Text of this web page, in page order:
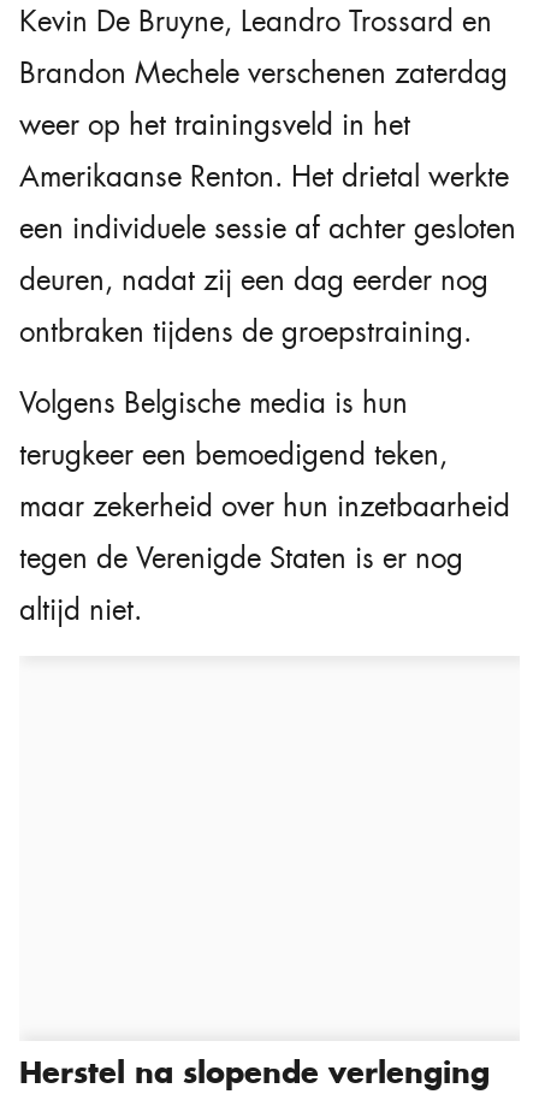
Kevin De Bruyne, Leandro Trossard en
Brandon Mechele verschenen zaterdag
weer op het trainingsveld in het
Amerikaanse Renton. Het drietal werkte
een individuele sessie af achter gesloten
deuren, nadat zij een dag eerder nog
ontbraken tijdens de groepstraining.
Volgens Belgische media is hun
terugkeer een bemoedigend teken,
maar zekerheid over hun inzetbaarheid
tegen de Verenigde Staten is er nog
altijd niet.
Herstel na slopende verlenging